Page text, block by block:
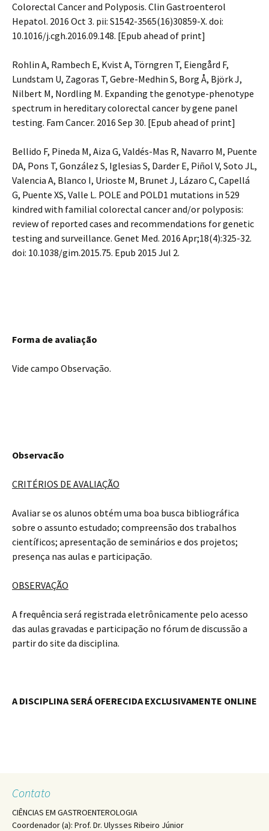
Colorectal Cancer and Polyposis. Clin Gastroenterol
Hepatol. 2016 Oct 3. pii: S1542-3565(16)30859-X. doi:
10.1016/j.cgh.2016.09.148. [Epub ahead of print]
Rohlin A, Rambech E, Kvist A, Törngren T, Eiengård F,
Lundstam U, Zagoras T, Gebre-Medhin S, Borg Å, Björk J,
Nilbert M, Nordling M. Expanding the genotype-phenotype
spectrum in hereditary colorectal cancer by gene panel
testing. Fam Cancer. 2016 Sep 30. [Epub ahead of print]
Bellido F, Pineda M, Aiza G, Valdés-Mas R, Navarro M, Puente
DA, Pons T, González S, Iglesias S, Darder E, Piñol V, Soto JL,
Valencia A, Blanco I, Urioste M, Brunet J, Lázaro C, Capellá
G, Puente XS, Valle L. POLE and POLD1 mutations in 529
kindred with familial colorectal cancer and/or polyposis:
review of reported cases and recommendations for genetic
testing and surveillance. Genet Med. 2016 Apr;18(4):325-32.
doi: 10.1038/gim.2015.75. Epub 2015 Jul 2.
Forma de avaliação
Vide campo Observação.
Observacão
CRITÉRIOS DE AVALIAÇÃO
Avaliar se os alunos obtém uma boa busca bibliográfica
sobre o assunto estudado; compreensão dos trabalhos
científicos; apresentação de seminários e dos projetos;
presença nas aulas e participação.
OBSERVAÇÃO
A frequência será registrada eletrônicamente pelo acesso
das aulas gravadas e participação no fórum de discussão a
partir do site da disciplina.
A DISCIPLINA SERÁ OFERECIDA EXCLUSIVAMENTE ONLINE
Contato
CIÊNCIAS EM GASTROENTEROLOGIA
Coordenador (a): Prof. Dr. Ulysses Ribeiro Júnior